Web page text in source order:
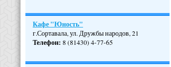
Кафе "Юность"
г.Сортавала, ул. Дружбы народов, 21
Телефон: 8 (81430) 4-77-65